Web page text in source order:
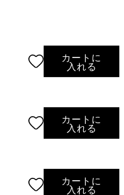
カートに
入れる
カートに
入れる
カートに
入れる